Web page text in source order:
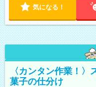
気になる！
〈カンタン作業！
菓子の仕分け